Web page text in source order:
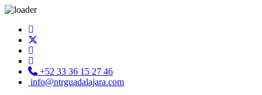
+52 33 36 15 27 46
info@ntrguadalajara.com